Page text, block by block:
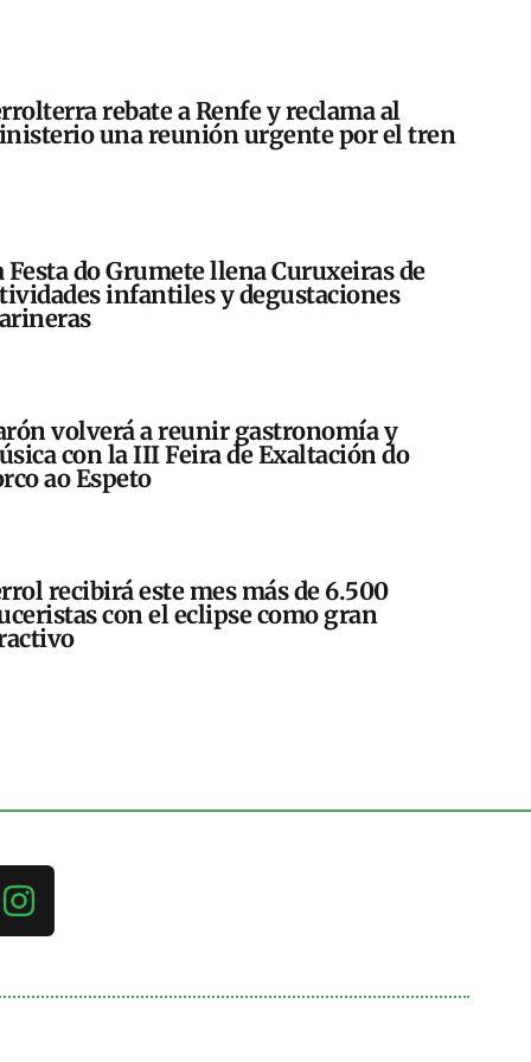
rebate a Renfe y reclama al
una reunión urgente por el tren
Festa do Grumete llena Curuxeiras de
infantiles y degustaciones
volverá a reunir gastronomía y
con la III Feira de Exaltación do
ao Espeto
recibirá este mes más de 6.500
con el eclipse como gran